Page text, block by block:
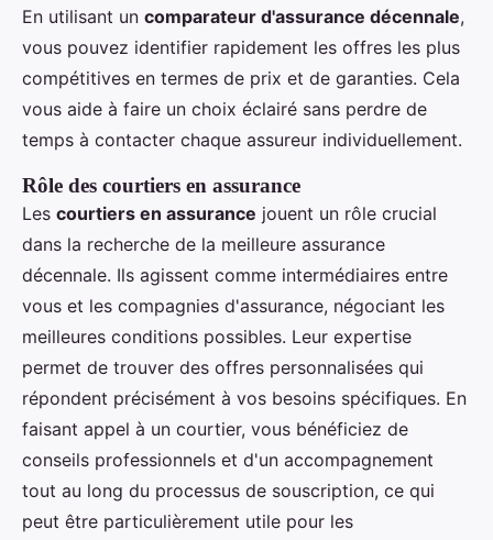
En utilisant un comparateur d'assurance décennale,
vous pouvez identifier rapidement les offres les plus
compétitives en termes de prix et de garanties. Cela
vous aide à faire un choix éclairé sans perdre de
temps à contacter chaque assureur individuellement.
Rôle des courtiers en assurance
Les courtiers en assurance jouent un rôle crucial
dans la recherche de la meilleure assurance
décennale. Ils agissent comme intermédiaires entre
vous et les compagnies d'assurance, négociant les
meilleures conditions possibles. Leur expertise
permet de trouver des offres personnalisées qui
répondent précisément à vos besoins spécifiques. En
faisant appel à un courtier, vous bénéficiez de
conseils professionnels et d'un accompagnement
tout au long du processus de souscription, ce qui
peut être particulièrement utile pour les